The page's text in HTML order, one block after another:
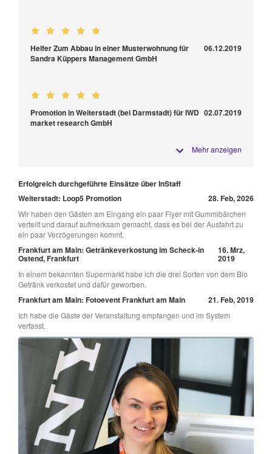
Helfer Zum Abbau in einer Musterwohnung für
Sandra Küppers Management GmbH
06.12.2019
Promotion in Weiterstadt (bei Darmstadt) für IWD
market research GmbH
02.07.2019
Mehr anzeigen
Erfolgreich durchgeführte Einsätze über InStaff
Weiterstadt: Loop5 Promotion
28. Feb, 2026
Wir haben den Gästen am Eingang ein paar Flyer mit Gummibärchen
verteilt und darauf aufmerksam gemacht, dass es bei der Ausfahrt zu
ein paar Verzögerungen kommt.
Frankfurt am Main: Getränkeverkostung im Scheck-in
Ostend, Frankfurt
16. Mrz,
2019
In einem bekannten Supermarkt habe ich die drei Sorten von dem Bio
Getränk verkostet und dafür geworben.
Frankfurt am Main: Fotoevent Frankfurt am Main 21. Feb, 2019
Ich habe die Gäste der Veranstaltung empfangen und im System
verfasst.